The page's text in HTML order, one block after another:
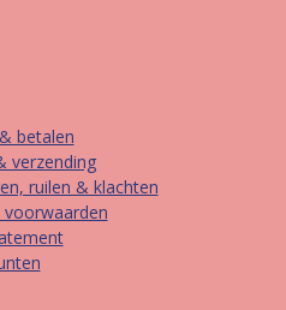
betalen
verzending
ruilen & klachten
voorwaarden